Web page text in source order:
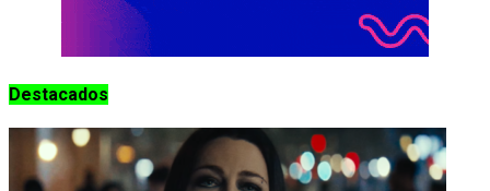
Destacados